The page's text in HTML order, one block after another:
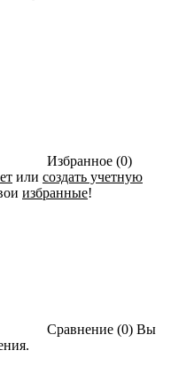
Избранное (0)
или создать учетную
избранные!
Сравнение (0) Вы